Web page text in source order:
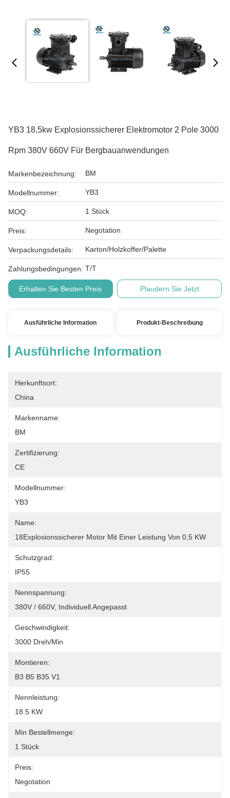
YB3 18,5kw Explosionssicherer Elektromotor 2 Pole 3000
Rpm 380V 660V Für Bergbauanwendungen
Markenbezeichnung: BM
Modellnummer: YB3
MOQ: 1 Stück
Preis: Negotation
Verpackungsdetails: Karton/Holzkoffer/Palette
Zahlungsbedingungen: T/T
Erhalten Sie Besten Preis Plaudern Sie Jetzt
Ausführliche Information Produkt-Beschreibung
Ausführliche Information
Herkunftsort:
China
Markenname:
BM
Zertifizierung:
CE
Modellnummer:
YB3
Name:
18Explosionssicherer Motor Mit Einer Leistung Von 0,5 KW
Schutzgrad:
IP55
Nennspannung:
380V / 660V, Individuell Angepasst
Geschwindigkeit:
3000 Dreh/min
Montieren:
B3 B5 B35 V1
Nennleistung:
18.5 KW
Min Bestellmenge:
1 Stück
Preis:
Negotation